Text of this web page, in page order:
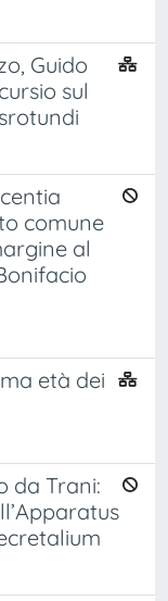
Guido
sul
comune
al
età dei
da Trani: